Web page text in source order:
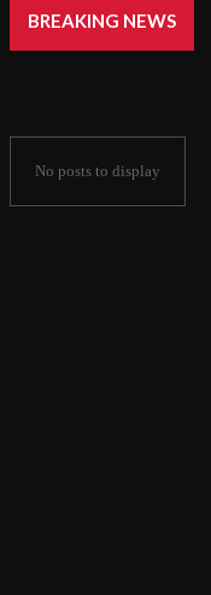
BREAKING NEWS
No posts to display